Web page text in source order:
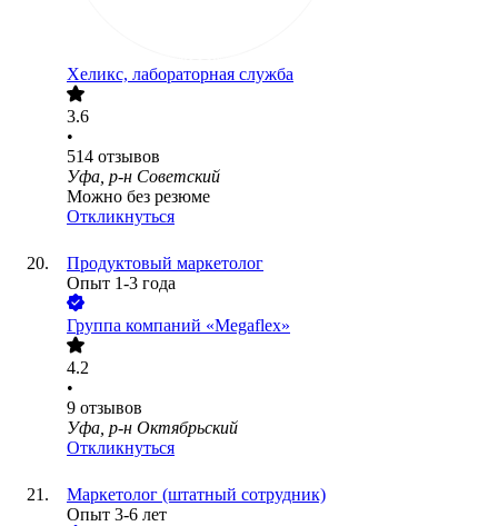
Хеликс, лабораторная служба
3.6
•
514 отзывов
Уфа, р-н Советский
Можно без резюме
Откликнуться
Продуктовый маркетолог
Опыт 1-3 года
Группа компаний «Megaflex»
4.2
•
9 отзывов
Уфа, р-н Октябрьский
Откликнуться
Маркетолог (штатный сотрудник)
Опыт 3-6 лет